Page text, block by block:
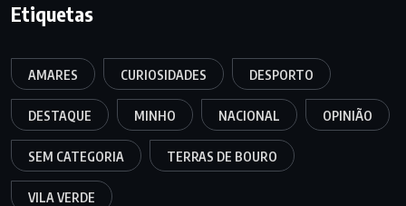
Etiquetas
AMARES CURIOSIDADES DESPORTO
DESTAQUE MINHO NACIONAL OPINIÃO
SEM CATEGORIA TERRAS DE BOURO
VILA VERDE